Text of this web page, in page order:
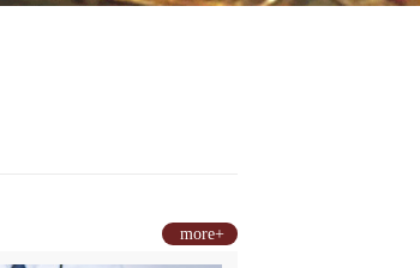
more+